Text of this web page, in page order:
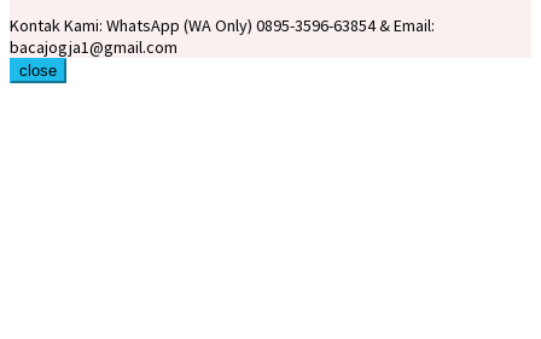
Kontak Kami: WhatsApp (WA Only) 0895-3596-63854 & Email:
bacajogja1@gmail.com
close